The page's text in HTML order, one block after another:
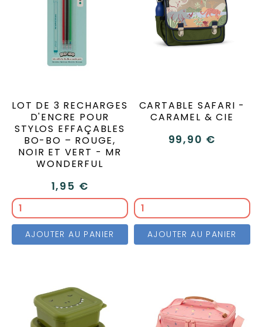
LOT DE 3 RECHARGES
D'ENCRE POUR
STYLOS EFFAÇABLES
BO-BO – ROUGE,
NOIR ET VERT - MR
WONDERFUL
1,95 €
AJOUTER AU PANIER
CARTABLE SAFARI -
CARAMEL & CIE
99,90 €
AJOUTER AU PANIER